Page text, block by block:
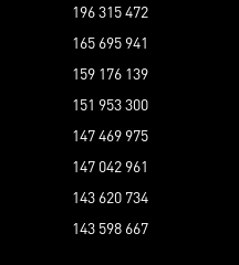
196 315 472
165 695 941
159 176 139
151 953 300
147 469 975
147 042 961
143 620 734
143 598 667